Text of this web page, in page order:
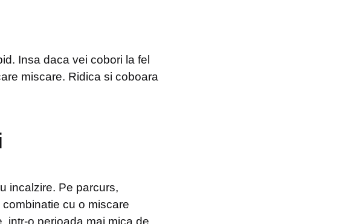
Insa daca vei cobori la fel
miscare. Ridica si coboara
incalzire. Pe parcurs,
cu o miscare
intr-o perioada mai mica de